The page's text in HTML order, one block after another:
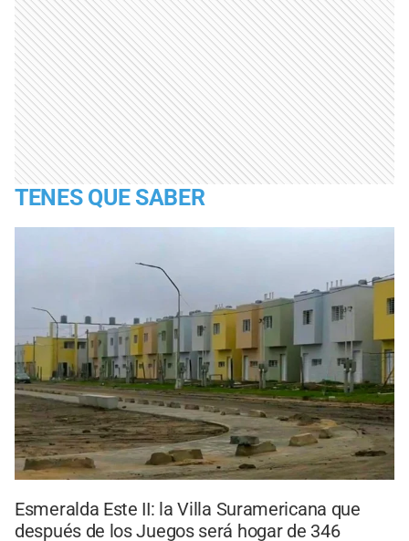
TENES QUE SABER
Esmeralda Este II: la Villa Suramericana que
después de los Juegos será hogar de 346